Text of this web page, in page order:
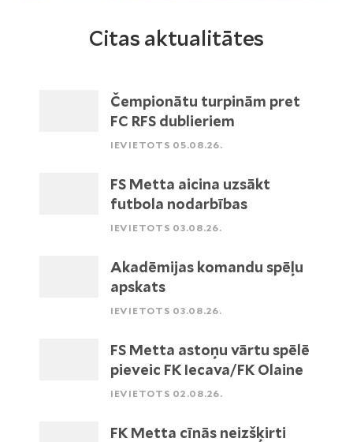
Citas aktualitātes
Čempionātu turpinām pret
FC RFS dublieriem
IEVIETOTS 05.08.26.
FS Metta aicina uzsākt
futbola nodarbības
IEVIETOTS 03.08.26.
Akadēmijas komandu spēļu
apskats
IEVIETOTS 03.08.26.
FS Metta astoņu vārtu spēlē
pieveic FK Iecava/FK Olaine
IEVIETOTS 02.08.26.
FK Metta cīnās neizšķirti